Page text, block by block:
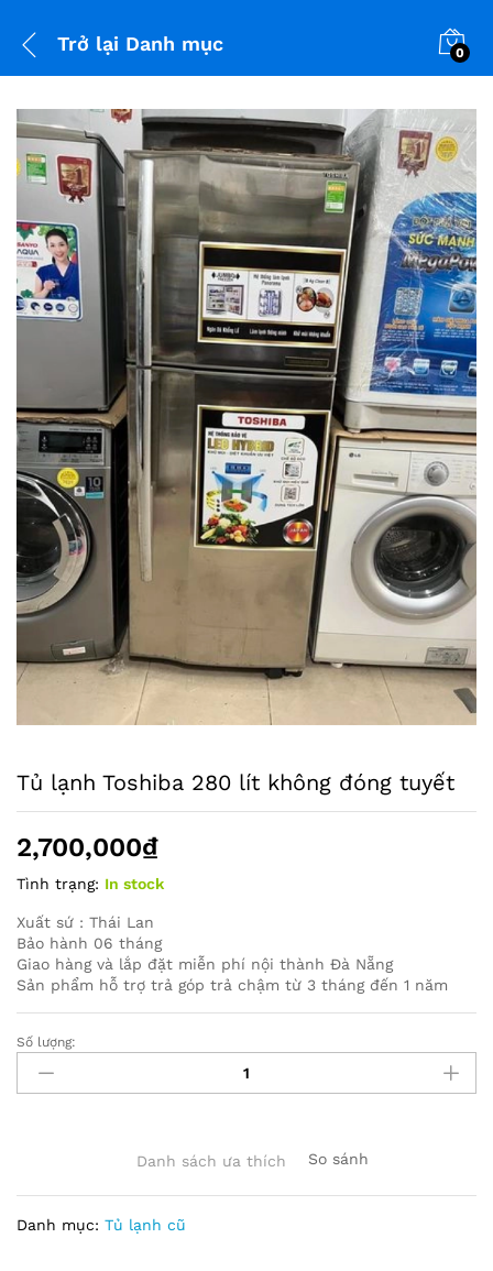
Trở lại Danh mục 0
Tủ lạnh Toshiba 280 lít không đóng tuyết
2,700,000₫
Tình trạng: In stock
Xuất sứ : Thái Lan
Bảo hành 06 tháng
Giao hàng và lắp đặt miễn phí nội thành Đà Nẵng
Sản phẩm hỗ trợ trả góp trả chậm từ 3 tháng đến 1 năm
ác
lượng
Số lượng:
Danh sách ưa thích So sánh
Danh mục: Tủ lạnh cũ